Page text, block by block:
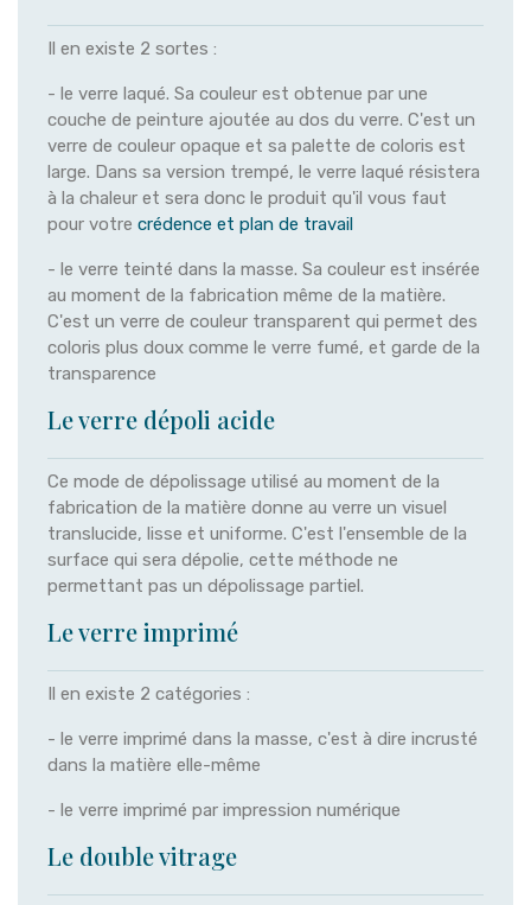
Il en existe 2 sortes :
- le verre laqué. Sa couleur est obtenue par une
couche de peinture ajoutée au dos du verre. C'est un
verre de couleur opaque et sa palette de coloris est
large. Dans sa version trempé, le verre laqué résistera
à la chaleur et sera donc le produit qu'il vous faut
pour votre crédence et plan de travail
- le verre teinté dans la masse. Sa couleur est insérée
au moment de la fabrication même de la matière.
C'est un verre de couleur transparent qui permet des
coloris plus doux comme le verre fumé, et garde de la
transparence
Le verre dépoli acide
Ce mode de dépolissage utilisé au moment de la
fabrication de la matière donne au verre un visuel
translucide, lisse et uniforme. C'est l'ensemble de la
surface qui sera dépolie, cette méthode ne
permettant pas un dépolissage partiel.
Le verre imprimé
Il en existe 2 catégories :
- le verre imprimé dans la masse, c'est à dire incrusté
dans la matière elle-même
- le verre imprimé par impression numérique
Le double vitrage